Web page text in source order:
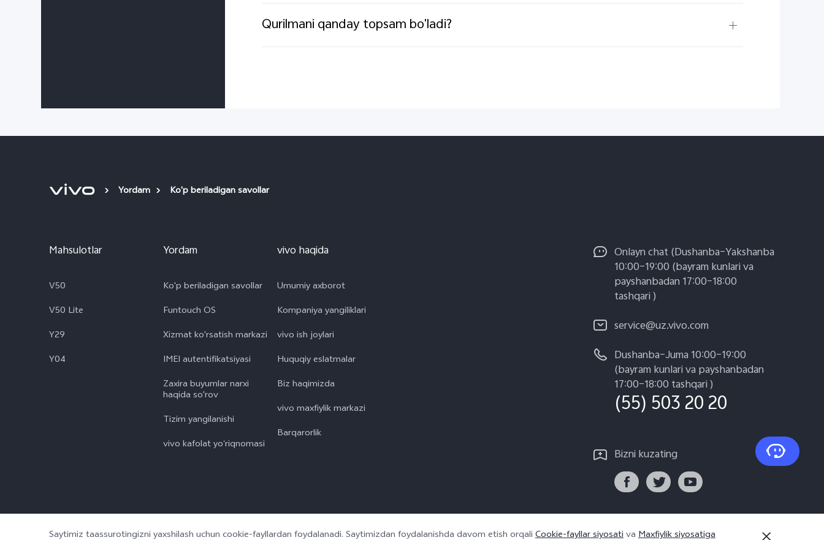
Qurilmani qanday topsam bo'ladi?
Yordam Ko'p beriladigan savollar
Mahsulotlar
V50
V50 Lite
Y29
Y04
Yordam
Ko'p beriladigan savollar
Funtouch OS
Xizmat ko'rsatish markazi
IMEI autentifikatsiyasi
Zaxira buyumlar narxi
haqida so'rov
Tizim yangilanishi
vivo kafolat yoʻriqnomasi
vivo haqida
Umumiy axborot
Kompaniya yangiliklari
vivo ish joylari
Huquqiy eslatmalar
Biz haqimizda
vivo maxfiylik markazi
Barqarorlik
Onlayn chat (Dushanba–Yakshanba
10:00–19:00 (bayram kunlari va
payshanbadan 17:00–18:00
tashqari )
service@uz.vivo.com
Dushanba–Juma 10:00–19:00
(bayram kunlari va payshanbadan
17:00–18:00 tashqari )
(55) 503 20 20
Bizni kuzating
Saytimiz taassurotingizni yaxshilash uchun cookie-fayllardan foydalanadi. Saytimizdan foydalanishda davom etish orqali Cookie-fayllar siyosativa Maxfiylik siyosatiga